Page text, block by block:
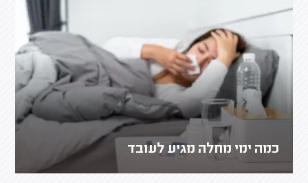
כמה ימי מחלה מגיע לעובד